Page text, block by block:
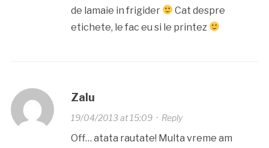
de lamaie in frigider
Cat despre
etichete, le fac eu si le printez
Zalu
19/04/2013 at 15:09· Reply
Off… atata rautate! Multa vreme am